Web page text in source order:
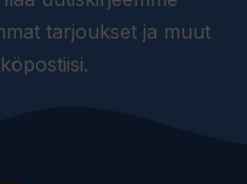
tarjoukset ja muut